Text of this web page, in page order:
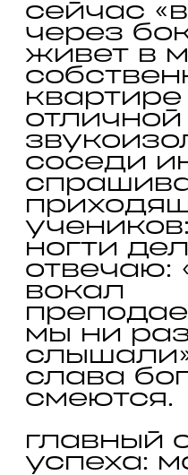
сейчас
через
живет в
квартире
отличной
соседи
ногти
отвечаю:
вокал
мы ни
слава
главный
успеха: